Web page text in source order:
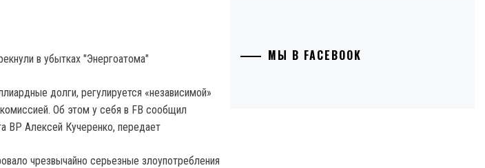
долги, регулируется «независимой»
Об этом у себя в FB сообщил
ВР Алексей Кучеренко, передает
чрезвычайно серьезные злоупотребления
МЫ В FACEBOOK